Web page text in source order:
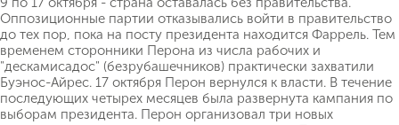
Оппозиционные партии отказывались войти в правительство
до тех пор, пока на посту президента находится Фаррель. Тем
временем сторонники Перона из числа рабочих и
"дескамисадос" (безрубашечников) практически захватили
Буэнос-Айрес. 17 октября Перон вернулся к власти. В течение
последующих четырех месяцев была развернута кампания по
выборам президента. Перон организовал три новых